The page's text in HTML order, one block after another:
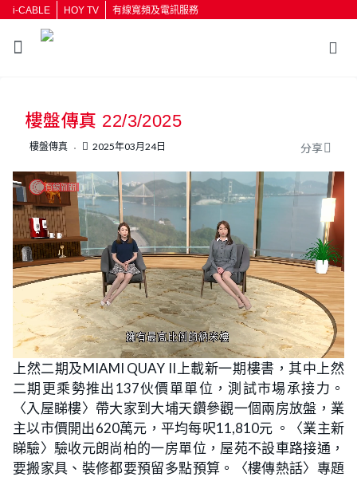
i-CABLE HOY TV 有線寬頻及電訊服務
樓盤傳真 22/3/2025
樓盤傳真 2025年03月24日 分享
U
n
m
u
t
e
L
o
a
d
e
d
:
0
.
9
7
%
上然二期及MIAMI QUAY II上載新一期樓書，其中上然
二期更乘勢推出137伙價單單位，測試市場承接力。
〈入屋睇樓〉帶大家到大埔天鑽參觀一個兩房放盤，業
主以市價開出620萬元，平均每呎11,810元 。〈業主新
睇驗〉驗收元朗尚柏的一房單位，屋苑不設車路接通，
要搬家具、裝修都要預留多點預算。〈樓傳熱話〉專題